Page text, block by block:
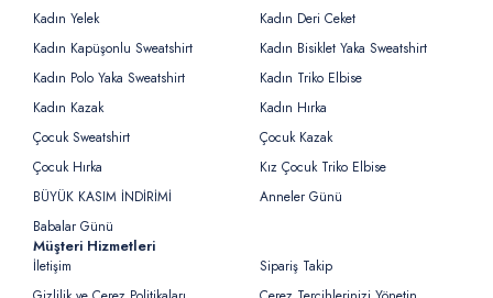
Kadın Yelek
Kadın Deri Ceket
Kadın Kapüşonlu Sweatshirt
Kadın Bisiklet Yaka Sweatshirt
Kadın Polo Yaka Sweatshirt
Kadın Triko Elbise
Kadın Kazak
Kadın Hırka
Çocuk Sweatshirt
Çocuk Kazak
Çocuk Hırka
Kız Çocuk Triko Elbise
BÜYÜK KASIM İNDİRİMİ
Anneler Günü
Babalar Günü
Müşteri Hizmetleri
İletişim
Sipariş Takip